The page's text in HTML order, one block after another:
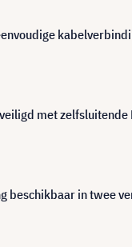
met
beschikbaar in twee